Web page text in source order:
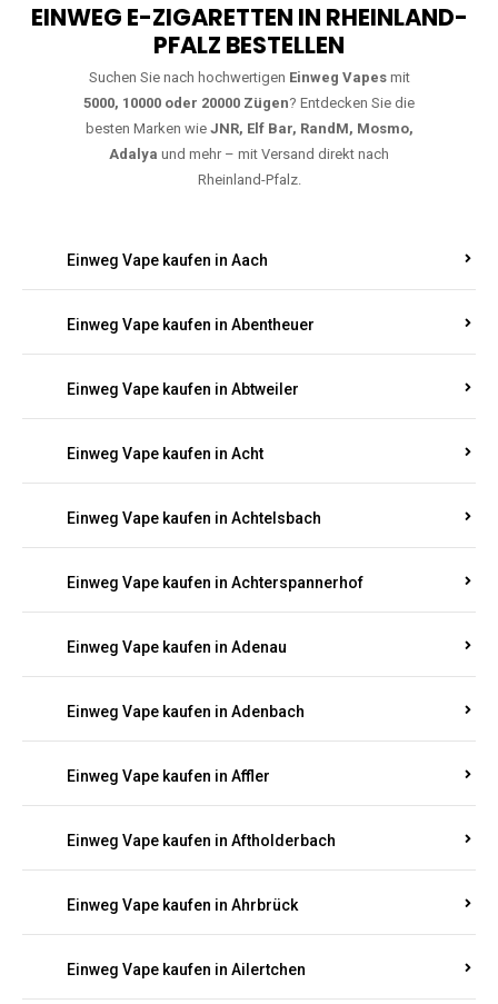
EINWEG E-ZIGARETTEN IN RHEINLAND-
PFALZ BESTELLEN
Suchen Sie nach hochwertigen Einweg Vapesmit
5000, 10000 oder 20000 Zügen? Entdecken Sie die
besten Marken wie JNR, Elf Bar, RandM, Mosmo,
Adalya und mehr – mit Versand direkt nach
Rheinland-Pfalz.
Einweg Vape kaufen in Aach
Einweg Vape kaufen in Abentheuer
Einweg Vape kaufen in Abtweiler
Einweg Vape kaufen in Acht
Einweg Vape kaufen in Achtelsbach
Einweg Vape kaufen in Achterspannerhof
Einweg Vape kaufen in Adenau
Einweg Vape kaufen in Adenbach
Einweg Vape kaufen in Affler
Einweg Vape kaufen in Aftholderbach
Einweg Vape kaufen in Ahrbrück
Einweg Vape kaufen in Ailertchen